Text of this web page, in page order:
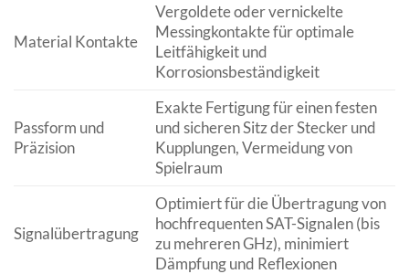
Material Kontakte
Vergoldete oder vernickelte
Messingkontakte für optimale
Leitfähigkeit und
Korrosionsbeständigkeit
Passform und
Präzision
Exakte Fertigung für einen festen
und sicheren Sitz der Stecker und
Kupplungen, Vermeidung von
Spielraum
Signalübertragung
Optimiert für die Übertragung von
hochfrequenten SAT-Signalen (bis
zu mehreren GHz), minimiert
Dämpfung und Reflexionen